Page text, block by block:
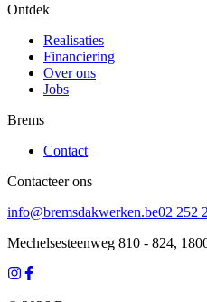
Ontdek
Realisaties
Financiering
Over ons
Jobs
Brems
Contact
Contacteer ons
info@bremsdakwerken.be02 252
Mechelsesteenweg 810 - 824,